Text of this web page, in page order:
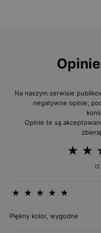
Na naszym serwisie
negatywne opinie,
Opinie te są
Piękny kolor, wygodne